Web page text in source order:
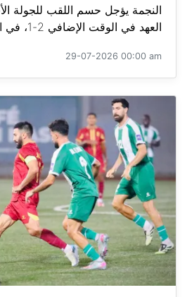
النجمة يؤجل حسم اللقب للجولة
العهد في الوقت الإضافي 2-1، في الجولة ال...
29-07-2026 00:00 am